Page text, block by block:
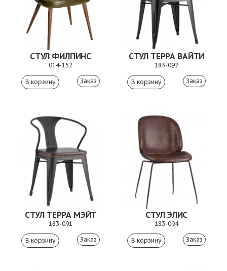
СТУЛ ФИЛПИНС
014-152
Заказ
СТУЛ ТЕРРА ВАЙТИ
183-092
Заказ
СТУЛ ТЕРРА МЭЙТ
183-091
Заказ
СТУЛ ЭЛИС
183-094
Заказ